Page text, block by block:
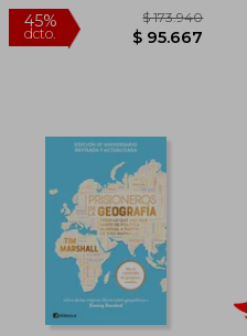
45%
dcto.